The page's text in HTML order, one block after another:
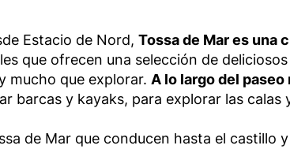
Estacio de Nord, Tossa de Mar es una
que ofrecen una selección de
mucho que explorar. A lo largo del
barcas y kayaks, para explorar las calas
de Mar que conducen hasta el castillo